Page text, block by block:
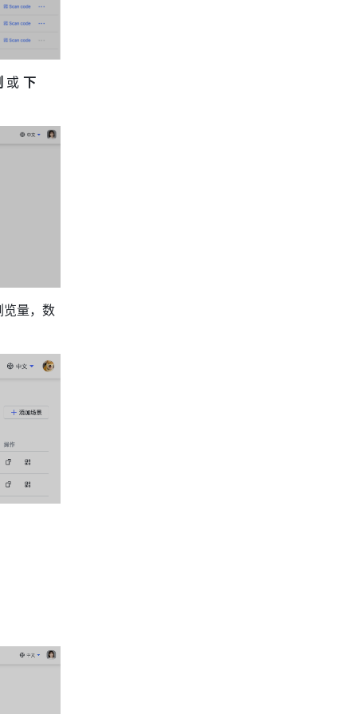
或 下
览量，数